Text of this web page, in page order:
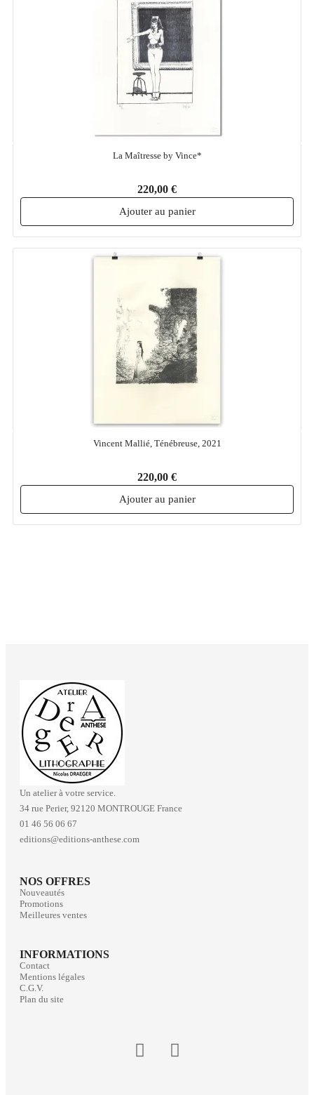
La Maîtresse by Vince*
220,00 €
Ajouter au panier
Vincent Mallié, Ténébreuse, 2021
220,00 €
Ajouter au panier
Un atelier à votre service.
34 rue Perier, 92120 MONTROUGE France
01 46 56 06 67
editions@editions-anthese.com
NOS OFFRES
Nouveautés
Promotions
Meilleures ventes
INFORMATIONS
Contact
Mentions légales
C.G.V.
Plan du site